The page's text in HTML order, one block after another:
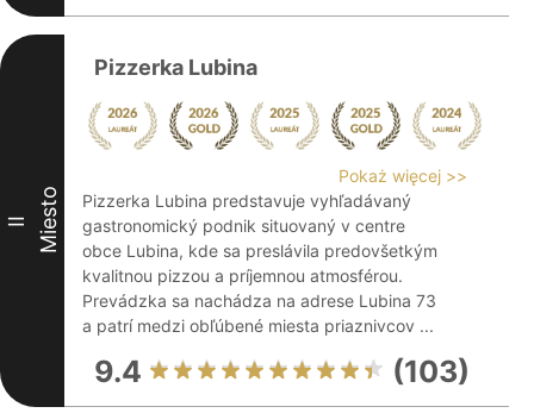
II Miesto
Pizzerka Lubina
Pokaż więcej >>
Pizzerka Lubina predstavuje vyhľadávaný
gastronomický podnik situovaný v centre
obce Lubina, kde sa preslávila predovšetkým
kvalitnou pizzou a príjemnou atmosférou.
Prevádzka sa nachádza na adrese Lubina 73
a patrí medzi obľúbené miesta priaznivcov ...
9.4 (103)